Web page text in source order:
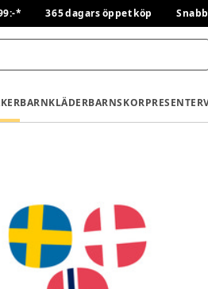
* 365 dagars öppet köp
BARNKLÄDERBARNSKORPRESENTER